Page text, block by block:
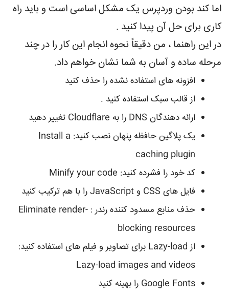
اما کند بودن وردپرس یک مشکل اساسی است و باید راه
کاری برای حل آن پیدا کنید .
در این راهنما ، من دقیقاً نحوه انجام این کار را در چند
مرحله ساده و آسان به شما نشان خواهم داد.
افزونه های استفاده نشده را حذف کنید
از قالب سبک استفاده کنید .
ارائه دهندگان DNS را به Cloudflare تغییر دهید
یک پلاگین حافظه پنهان نصب کنید: Install a
caching plugin
کد خود را فشرده کنید: Minify your code
فایل های CSS و JavaScript را با هم ترکیب کنید
حذف منابع مسدود کننده رندر : Eliminate render-
blocking resources
از Lazy-load برای تصاویر و فیلم های استفاده کنید:
Lazy-load images and videos
Google Fonts را بهینه کنید